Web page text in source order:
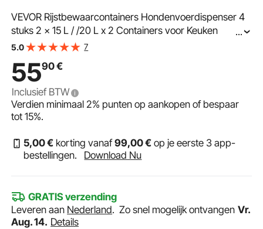
VEVOR Rijstbewaarcontainers Hondenvoerdispenser 4
stuks 2 x 15 L / /20 L x 2 Containers voor Keuken
Ingrediënten Granen, Huisdiervoercontainer met Wielen
...
5.0 7
5590€
Inclusief BTW
Verdien minimaal2% punten op aankopen of bespaar
tot15%.
5,00€ korting vanaf99,00€ op je eerste 3 app-
bestellingen.
Download Nu
GRATIS verzending
Leveren aan Nederland.Zo snel mogelijk ontvangen Vr.
Aug. 14. Details